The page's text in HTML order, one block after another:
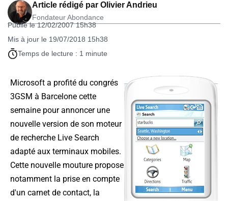
Article rédigé par Olivier Andrieu
Fondateur Abondance
Publié le 12/02/2007 15h38
Mis à jour le 19/07/2018 15h38
Temps de lecture : 1 minute
Microsoft a profité du congrés
3GSM à Barcelone cette
semaine pour annoncer une
nouvelle version de son moteur
de recherche Live Search
adapté aux terminaux mobiles.
Cette nouvelle mouture propose
notamment la prise en compte
d'un carnet de contact, la